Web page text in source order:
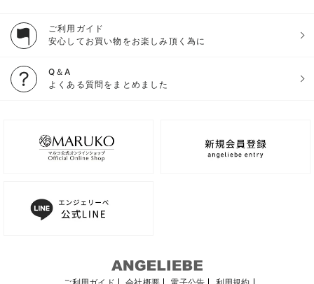
ご利用ガイド
安心してお買い物をお楽しみ頂く為に
Q＆A
よくある質問をまとめました